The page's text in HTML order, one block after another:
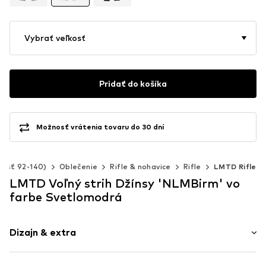
Vybrať veľkosť
Pridať do košíka
Možnosť vrátenia tovaru do 30 dní
92-140) Oblečenie Rifle & nohavice Rifle LMTD Rifle
LMTD Voľný strih Džínsy 'NLMBirm' vo
farbe Svetlomodrá
Dizajn & extra